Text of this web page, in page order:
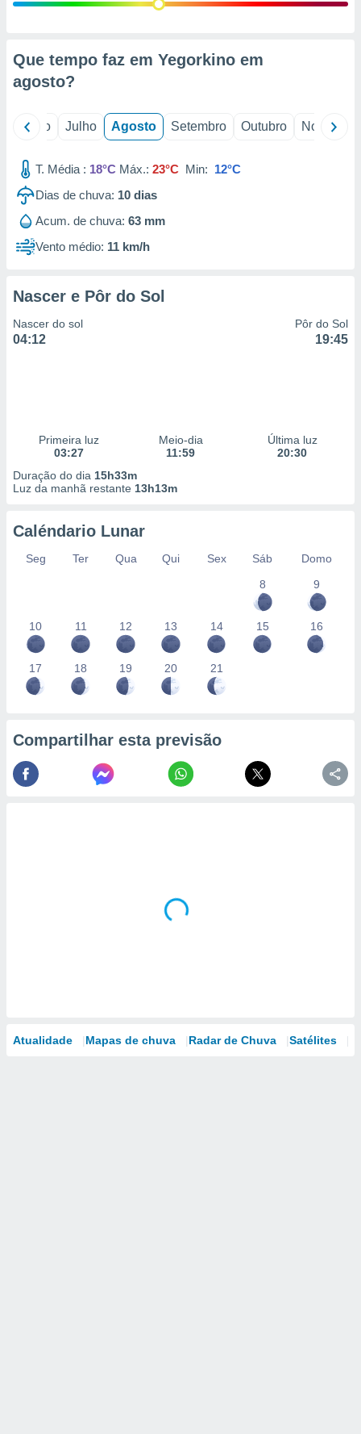
através
estudos
1199
Que tempo faz em Yegorkino em
agosto?
Junho Julho Agosto Setembro Outubro Novembro
T. Média : 18°C Máx.: 23°C Min: 12°C
Dias de chuva: 10 dias
Acum. de chuva: 63 mm
Vento médio: 11 km/h
Nascer e Pôr do Sol
Nascer do sol
04:12
Pôr do Sol
19:45
Primeira luz
03:27
Meio-dia
11:59
Última luz
20:30
Duração do dia 15h33m
Luz da manhã restante 13h13m
Caléndario Lunar
Seg Ter Qua Qui Sex Sáb
Domo
8
9
10 11 12 13 14 15 16
17 18 19 20 21
Compartilhar esta previsão
Atualidade Mapas de chuva Radar de Chuva Satélites